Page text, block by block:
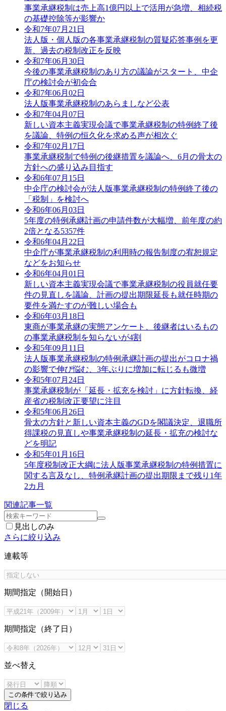
事業承継税制は売上高1億円以上で活用が急増、相続税
の基礎控除等が影響か
令和7年07月21日
法人版・個人版の各事業承継税制の質疑応答事例を更
新、過去の税制改正を反映
令和7年06月30日
今後の事業承継税制のあり方の議論がスタート、中企
庁の検討会が初会合
令和7年06月02日
法人版事業承継税制のあらましなど公表
令和7年04月07日
新しい資本主義実現会議で事業承継税制の特例終了後
を議論、特例の恒久化を求める声が相次ぐ
令和7年02月17日
事業承継税制で特例の後継措置を議論へ、6月の骨太の
方針への盛り込み目指す
令和6年07月15日
中企庁の検討会が法人版事業承継税制の特例終了後の
「税制」を検討へ
令和6年06月03日
5年度の特例承継計画の申請件数が大幅増、前年度の約
2倍となる5357件
令和6年04月22日
中企庁が事業承継税制の利用時の報告制度の宥恕規定
などをお知らせ
令和6年04月01日
新しい資本主義実現会議で事業承継税制の役員就任要
件の見直しを議論、計画の提出期限延長も就任時期の
要件を満たすのが難しい場合も
令和6年03月18日
東商が事業承継の実態アンケート、後継者はいるもの
の事業承継税制を知らないが4割
令和5年09月11日
法人版事業承継税制の特例承継計画の提出がコロナ禍
の影響で伸び悩む、3年ぶりに増加に転じるも微増
令和5年07月24日
事業承継税制が「延長・拡充を検討」に方針転換、経
産省の税制改正要望に注目
令和5年06月26日
骨太の方針と新しい資本主義のGDを閣議決定、退職所
得課税の見直しや事業承継税制の延長・拡充の検討な
どを明記
令和5年01月16日
5年度税制改正大綱に法人版事業承継税制の特例措置に
関する言及なし、特例承継計画の提出期限まで残り1年
2カ月
関連記事一覧
見出しのみ
さらに絞り込み
連載等
期間指定（開始日）
期間指定（終了日）
並べ替え
この条件で絞り込み
閉じる